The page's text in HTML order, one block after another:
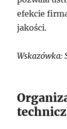
efekcie
jakości.
Wskazówka: